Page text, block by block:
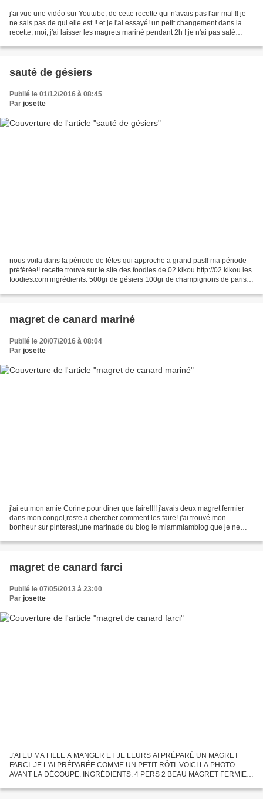
j'ai vue une vidéo sur Youtube, de cette recette qui n'avais pas l'air mal !! je
ne sais pas de qui elle est !! et je l'ai essayé! un petit changement dans la
recette, moi, j'ai laisser les magrets mariné pendant 2h ! je n'ai pas salé
sauté de gésiers
Publié le 01/12/2016 à 08:45
Par josette
nous voila dans la période de fêtes qui approche a grand pas!! ma période
préférée!! recette trouvé sur le site des foodies de 02 kikou http://02 kikou.les
foodies.com ingrédients: 500gr de gésiers 100gr de champignons de paris
magret de canard mariné
Publié le 20/07/2016 à 08:04
Par josette
j'ai eu mon amie Corine,pour diner que faire!!!! j'avais deux magret fermier
dans mon congel,reste a chercher comment les faire! j'ai trouvé mon
bonheur sur pinterest,une marinade du blog le miammiamblog que je ne
magret de canard farci
Publié le 07/05/2013 à 23:00
Par josette
J'AI EU MA FILLE A MANGER ET JE LEURS AI PRÉPARÉ UN MAGRET
FARCI. JE L'AI PRÉPARÉE COMME UN PETIT RÔTI. VOICI LA PHOTO
AVANT LA DÉCOUPE. INGRÉDIENTS: 4 PERS 2 BEAU MAGRET FERMIER
DE PAYS 30GR DE...